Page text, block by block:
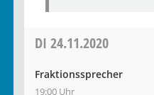
DI 24.11.2020
Fraktionssprecher
19:00 Uhr